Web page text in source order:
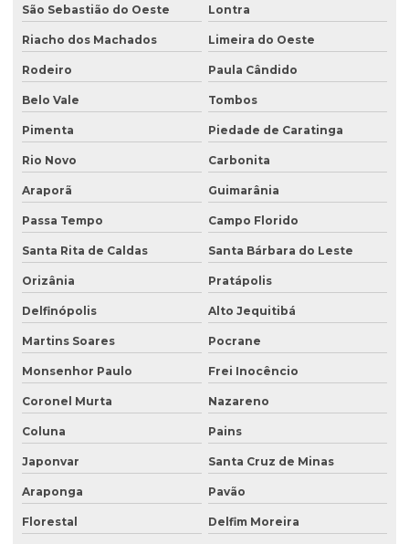
São Sebastião do Oeste Lontra
Riacho dos Machados Limeira do Oeste
Rodeiro Paula Cândido
Belo Vale Tombos
Pimenta Piedade de Caratinga
Rio Novo Carbonita
Araporã Guimarânia
Passa Tempo Campo Florido
Santa Rita de Caldas Santa Bárbara do Leste
Orizânia Pratápolis
Delfinópolis Alto Jequitibá
Martins Soares Pocrane
Monsenhor Paulo Frei Inocêncio
Coronel Murta Nazareno
Coluna Pains
Japonvar Santa Cruz de Minas
Araponga Pavão
Florestal Delfim Moreira